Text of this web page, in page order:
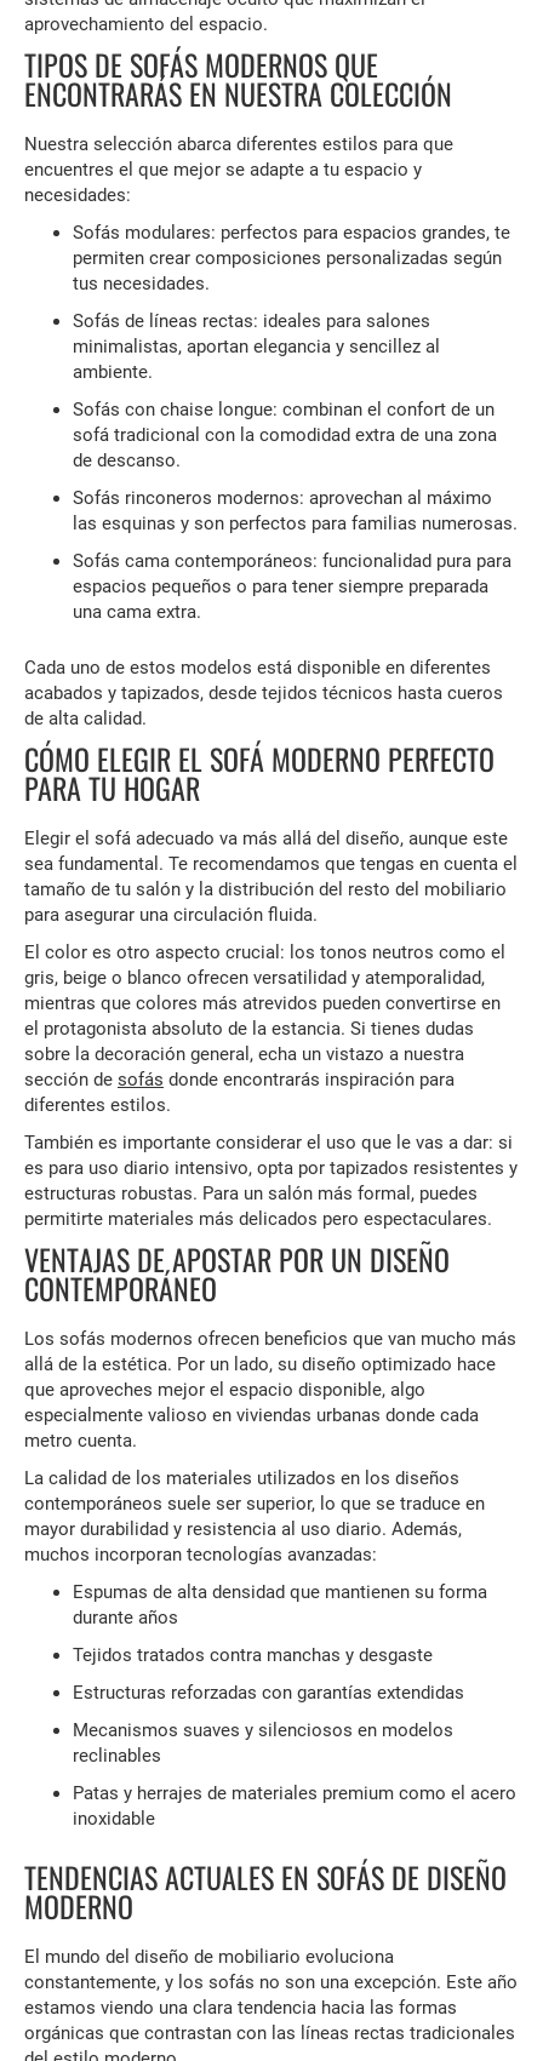
aprovechamiento del espacio.
TIPOS DE SOFÁS MODERNOS QUE
ENCONTRARÁS EN NUESTRA COLECCIÓN
Nuestra selección abarca diferentes estilos para que
encuentres el que mejor se adapte a tu espacio y
necesidades:
Sofás modulares: perfectos para espacios grandes, te
permiten crear composiciones personalizadas según
tus necesidades.
Sofás de líneas rectas: ideales para salones
minimalistas, aportan elegancia y sencillez al
ambiente.
Sofás con chaise longue: combinan el confort de un
sofá tradicional con la comodidad extra de una zona
de descanso.
Sofás rinconeros modernos: aprovechan al máximo
las esquinas y son perfectos para familias numerosas.
Sofás cama contemporáneos: funcionalidad pura para
espacios pequeños o para tener siempre preparada
una cama extra.
Cada uno de estos modelos está disponible en diferentes
acabados y tapizados, desde tejidos técnicos hasta cueros
de alta calidad.
CÓMO ELEGIR EL SOFÁ MODERNO PERFECTO
PARA TU HOGAR
Elegir el sofá adecuado va más allá del diseño, aunque este
sea fundamental. Te recomendamos que tengas en cuenta el
tamaño de tu salón y la distribución del resto del mobiliario
para asegurar una circulación fluida.
El color es otro aspecto crucial: los tonos neutros como el
gris, beige o blanco ofrecen versatilidad y atemporalidad,
mientras que colores más atrevidos pueden convertirse en
el protagonista absoluto de la estancia. Si tienes dudas
sobre la decoración general, echa un vistazo a nuestra
sección de sofás donde encontrarás inspiración para
diferentes estilos.
También es importante considerar el uso que le vas a dar: si
es para uso diario intensivo, opta por tapizados resistentes y
estructuras robustas. Para un salón más formal, puedes
permitirte materiales más delicados pero espectaculares.
VENTAJAS DE APOSTAR POR UN DISEÑO
CONTEMPORÁNEO
Los sofás modernos ofrecen beneficios que van mucho más
allá de la estética. Por un lado, su diseño optimizado hace
que aproveches mejor el espacio disponible, algo
especialmente valioso en viviendas urbanas donde cada
metro cuenta.
La calidad de los materiales utilizados en los diseños
contemporáneos suele ser superior, lo que se traduce en
mayor durabilidad y resistencia al uso diario. Además,
muchos incorporan tecnologías avanzadas:
Espumas de alta densidad que mantienen su forma
durante años
Tejidos tratados contra manchas y desgaste
Estructuras reforzadas con garantías extendidas
Mecanismos suaves y silenciosos en modelos
reclinables
Patas y herrajes de materiales premium como el acero
inoxidable
TENDENCIAS ACTUALES EN SOFÁS DE DISEÑO
MODERNO
El mundo del diseño de mobiliario evoluciona
constantemente, y los sofás no son una excepción. Este año
estamos viendo una clara tendencia hacia las formas
orgánicas que contrastan con las líneas rectas tradicionales